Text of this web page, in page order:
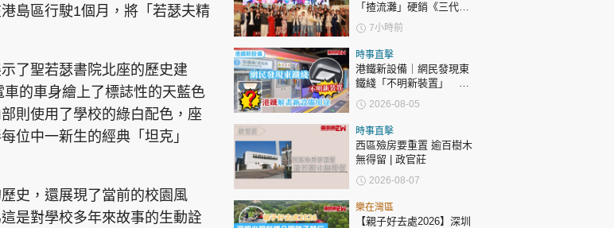
Copyright © 東周網 版權所有 . 不得轉載 ©Eastweek.com.hk. All rights reserved.
島區行駛1個月，將「若瑟夫精
了聖若瑟書院北座的歷史建
的車身繪上了標誌性的天藍色
則使用了學校的綠白配色，座
位中一新生的經典「坦克」
史，還展現了當前的校園風
是對學校多年來故事的生動詮
「揸流灘」硬銷《三代同
糖》 劇集播畢台前幕後喊
爆場面感人
7小時前
時事直擊
港鐵新設備｜網民發現東
鐵綫「不明新裝置」 港
鐵解畫新設備用途
2026-08-05
時事直擊
西區殮房要重置 逾百樹木
無得留 | 政官莊
2026-08-07
樂在灣區
【親子好去處2026】深圳